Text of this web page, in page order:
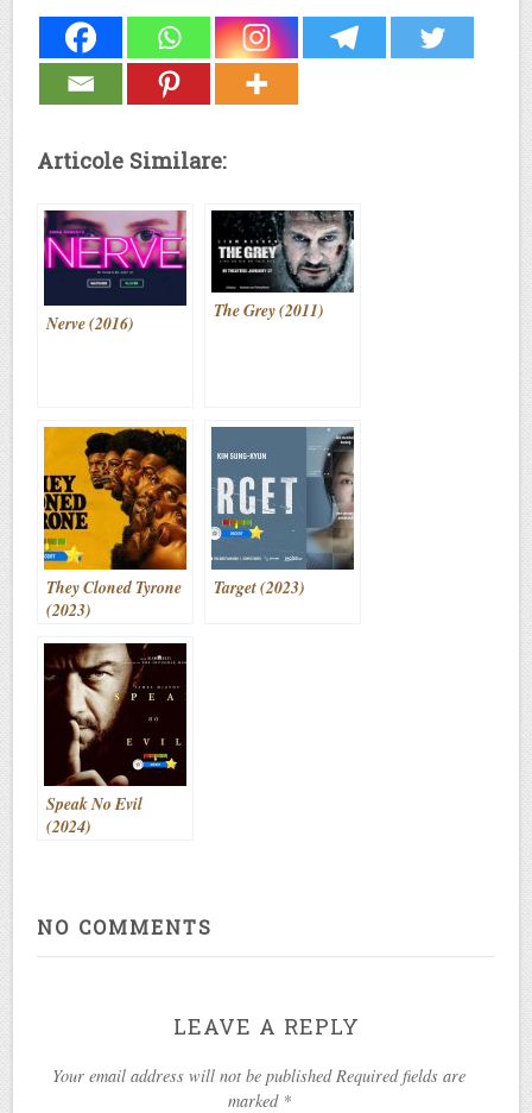
Articole Similare:
Nerve (2016)
The Grey (2011)
They Cloned Tyrone
(2023)
Target (2023)
Speak No Evil
(2024)
NO COMMENTS
LEAVE A REPLY
Your email address will not be published Required fields are
marked *